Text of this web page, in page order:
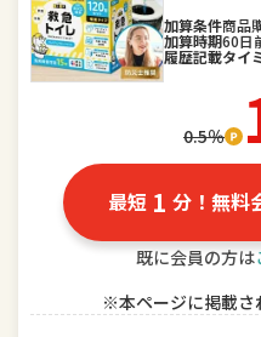
TV・オーディオ・カメラ
ビール・洋酒
インテリア・寝具・収納
加算条件商品
加算時期60日
履歴記載タイ
0.5％
最短 1 分！無料
既に会員の方は
※本ページに掲載さ